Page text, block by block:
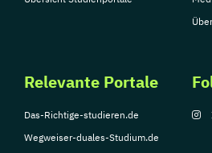
Relevante Portale
Das-Richtige-studieren.de
Wegweiser-duales-Studium.de